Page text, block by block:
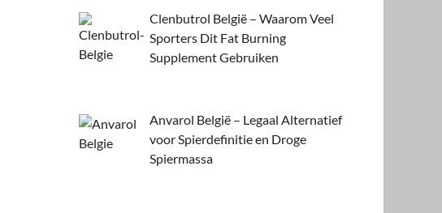
Clenbutrol België – Waarom Veel
Sporters Dit Fat Burning
Supplement Gebruiken
Anvarol België – Legaal Alternatief
voor Spierdefinitie en Droge
Spiermassa